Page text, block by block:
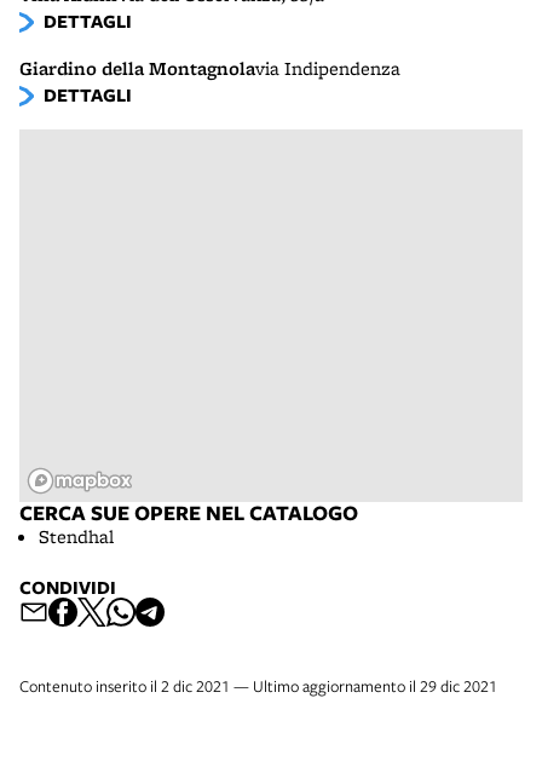
DETTAGLI
Giardino della Montagnolavia Indipendenza
DETTAGLI
CERCA SUE OPERE NEL CATALOGO
Stendhal
CONDIVIDI
Contenuto inserito il 2 dic 2021 — Ultimo aggiornamento il 29 dic 2021